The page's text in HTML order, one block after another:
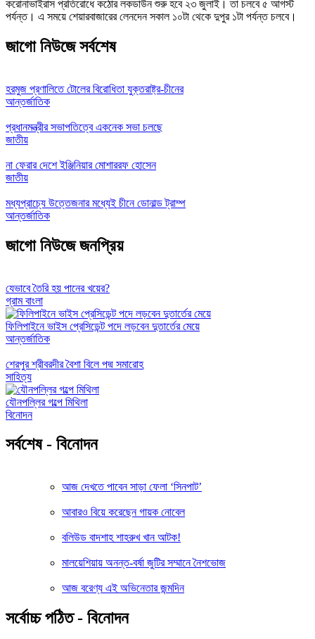
করোনাভাইরাস প্রতিরোধে কঠোর লকডাউন শুরু হবে ২৩ জুলাই। তা চলবে ৫ আগস্ট
পর্যন্ত। এ সময়ে শেয়ারবাজারের লেনদেন সকাল ১০টা থেকে দুপুর ১টা পর্যন্ত চলবে।
জাগো নিউজে সর্বশেষ
হরমুজ প্রণালিতে টোলের বিরোধিতা যুক্তরাষ্ট্র-চীনের
আন্তর্জাতিক
প্রধানমন্ত্রীর সভাপতিত্বে একনেক সভা চলছে
জাতীয়
না ফেরার দেশে ইঞ্জিনিয়ার মোশাররফ হোসেন
জাতীয়
মধ্যপ্রাচ্যে উত্তেজনার মধ্যেই চীনে ডোনাল্ড ট্রাম্প
আন্তর্জাতিক
জাগো নিউজে জনপ্রিয়
যেভাবে তৈরি হয় পানের খয়ের?
গ্রাম বাংলা
ফিলিপাইনে ভাইস প্রেসিডেন্ট পদে লড়বেন দুতার্তের মেয়ে
আন্তর্জাতিক
শেরপুর শ্রীবরদীর বৈশা বিলে পদ্ম সমারোহ
সাহিত্য
যৌনপল্লির গল্পে মিথিলা
বিনোদন
সর্বশেষ - বিনোদন
আজ দেখতে পাবেন সাড়া ফেলা ‘সিনপাট’
আবারও বিয়ে করেছেন গায়ক নোবেল
বলিউড বাদশাহ শাহরুখ খান আটক!
মালয়েশিয়ায় অনন্ত-বর্ষা জুটির সম্মানে নৈশভোজ
আজ বরেণ্য এই অভিনেতার জন্মদিন
সর্বোচ্চ পঠিত - বিনোদন